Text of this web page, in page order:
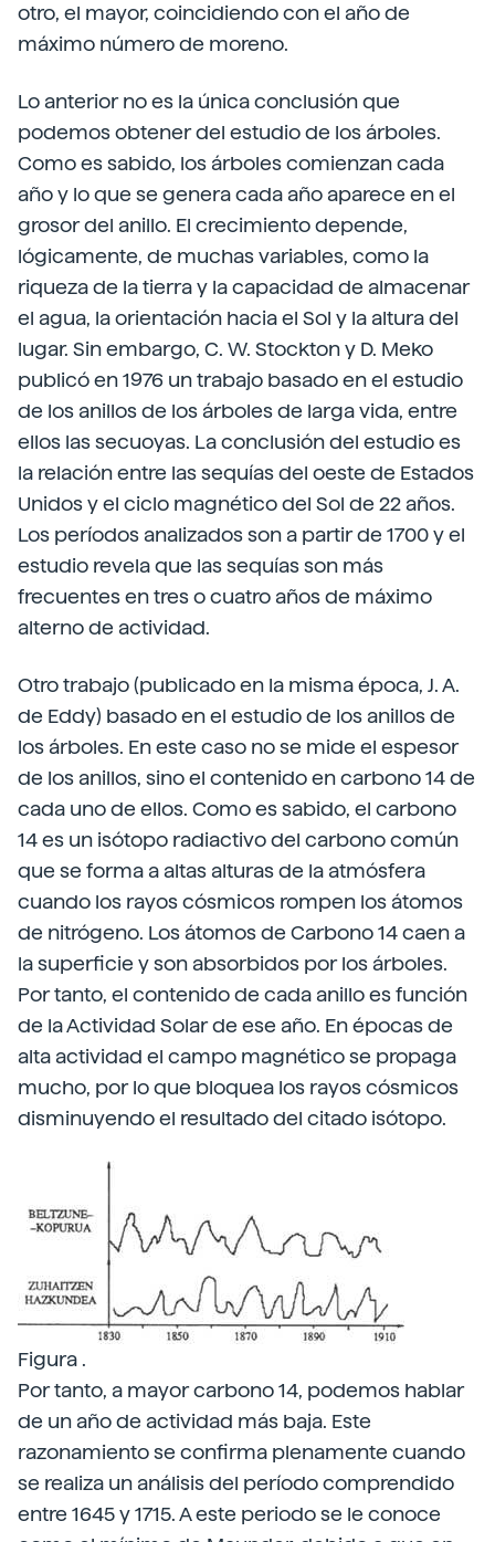
otro, el mayor, coincidiendo con el año de
máximo número de moreno.
Lo anterior no es la única conclusión que
podemos obtener del estudio de los árboles.
Como es sabido, los árboles comienzan cada
año y lo que se genera cada año aparece en el
grosor del anillo. El crecimiento depende,
lógicamente, de muchas variables, como la
riqueza de la tierra y la capacidad de almacenar
el agua, la orientación hacia el Sol y la altura del
lugar. Sin embargo, C. W. Stockton y D. Meko
publicó en 1976 un trabajo basado en el estudio
de los anillos de los árboles de larga vida, entre
ellos las secuoyas. La conclusión del estudio es
la relación entre las sequías del oeste de Estados
Unidos y el ciclo magnético del Sol de 22 años.
Los períodos analizados son a partir de 1700 y el
estudio revela que las sequías son más
frecuentes en tres o cuatro años de máximo
alterno de actividad.
Otro trabajo (publicado en la misma época, J. A.
de Eddy) basado en el estudio de los anillos de
los árboles. En este caso no se mide el espesor
de los anillos, sino el contenido en carbono 14 de
cada uno de ellos. Como es sabido, el carbono
14 es un isótopo radiactivo del carbono común
que se forma a altas alturas de la atmósfera
cuando los rayos cósmicos rompen los átomos
de nitrógeno. Los átomos de Carbono 14 caen a
la superficie y son absorbidos por los árboles.
Por tanto, el contenido de cada anillo es función
de la Actividad Solar de ese año. En épocas de
alta actividad el campo magnético se propaga
mucho, por lo que bloquea los rayos cósmicos
disminuyendo el resultado del citado isótopo.
Figura .
Por tanto, a mayor carbono 14, podemos hablar
de un año de actividad más baja. Este
razonamiento se confirma plenamente cuando
se realiza un análisis del período comprendido
entre 1645 y 1715. A este periodo se le conoce